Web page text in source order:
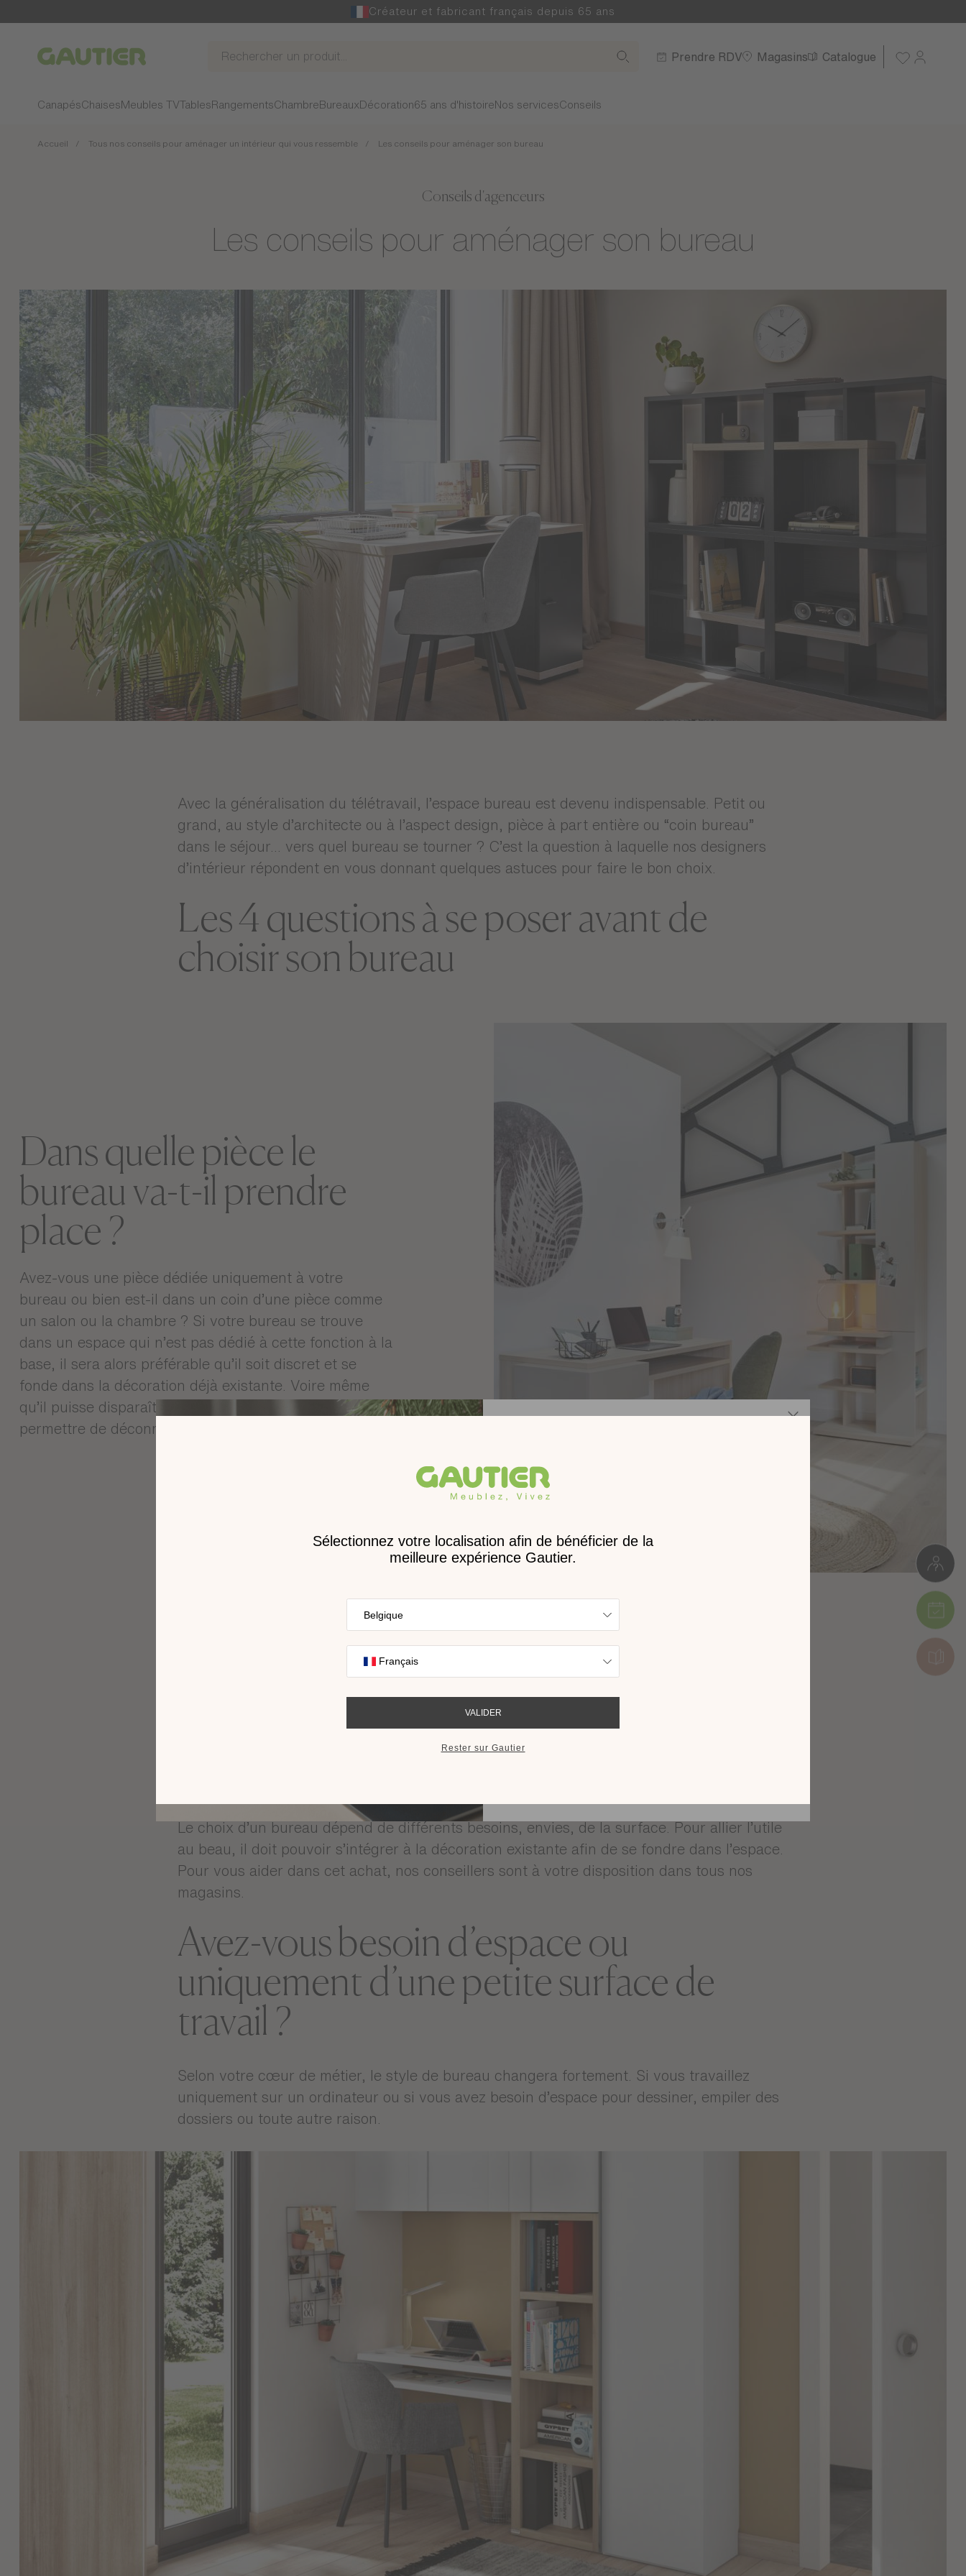
Créateur et fabricant français depuis 65 ans
Gautier Prendre RDV Magasins Catalogue
CanapésChaises Meubles TVTables RangementsChambre Bureaux Décoration65 ans d'histoire Nos servicesConseils
Accueil Tous nos conseils pour aménager un intérieur qui vous ressemble Les conseils pour aménager son bureau
Conseils d'agenceurs
Les conseils pour aménager son bureau
Avec la généralisation du télétravail, l’espace bureau est devenu indispensable. Petit ou
grand, au style d’architecte ou à l’aspect design, pièce à part entière ou “coin bureau”
dans le séjour... vers quel bureau se tourner ? C’est la question à laquelle nos designers
d’intérieur répondent en vous donnant quelques astuces pour faire le bon choix.
Les 4 questions à se poser avant de
choisir son bureau
Dans quelle pièce le
bureau va-t-il prendre
place ?
Avez-vous une pièce dédiée uniquement à votre
bureau ou bien est-il dans un coin d’une pièce comme
un salon ou la chambre ? Si votre bureau se trouve
dans un espace qui n’est pas dédié à cette fonction à la
base, il sera alors préférable qu’il soit discret et se
fonde dans la décoration déjà existante. Voire même
qu’il puisse disparaître le week-end pour vous
permettre de déconnecter complètement.
Les indispensables pour un bureau agréable
Même si le bureau reste la pièce maîtresse de votre espace, il ne faut pas négliger les
petits “à côté” qui vous rendent le travail plus agréable. Cela peut être le confort de votre
Le choix d’un bureau dépend de différents besoins, envies, de la surface. Pour allier l’utile
au beau, il doit pouvoir s’intégrer à la décoration existante afin de se fondre dans l’espace.
Pour vous aider dans cet achat, nos conseillers sont à votre disposition dans tous nos
magasins.
Avez-vous besoin d’espace ou
uniquement d’une petite surface de
travail ?
Selon votre cœur de métier, le style de bureau changera fortement. Si vous travaillez
uniquement sur un ordinateur ou si vous avez besoin d’espace pour dessiner, empiler des
dossiers ou toute autre raison.
nouveau catalogue
Trouvez l’inspiration en découvrant
nos collections sur l’écran de votre
RECEVOIR LE CATALOGUE 2026